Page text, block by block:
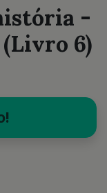
-
(Livro 6)